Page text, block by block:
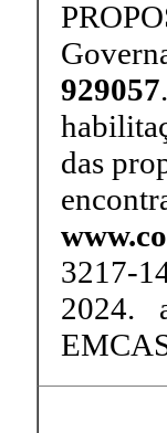
929057
das
3217-
2024.